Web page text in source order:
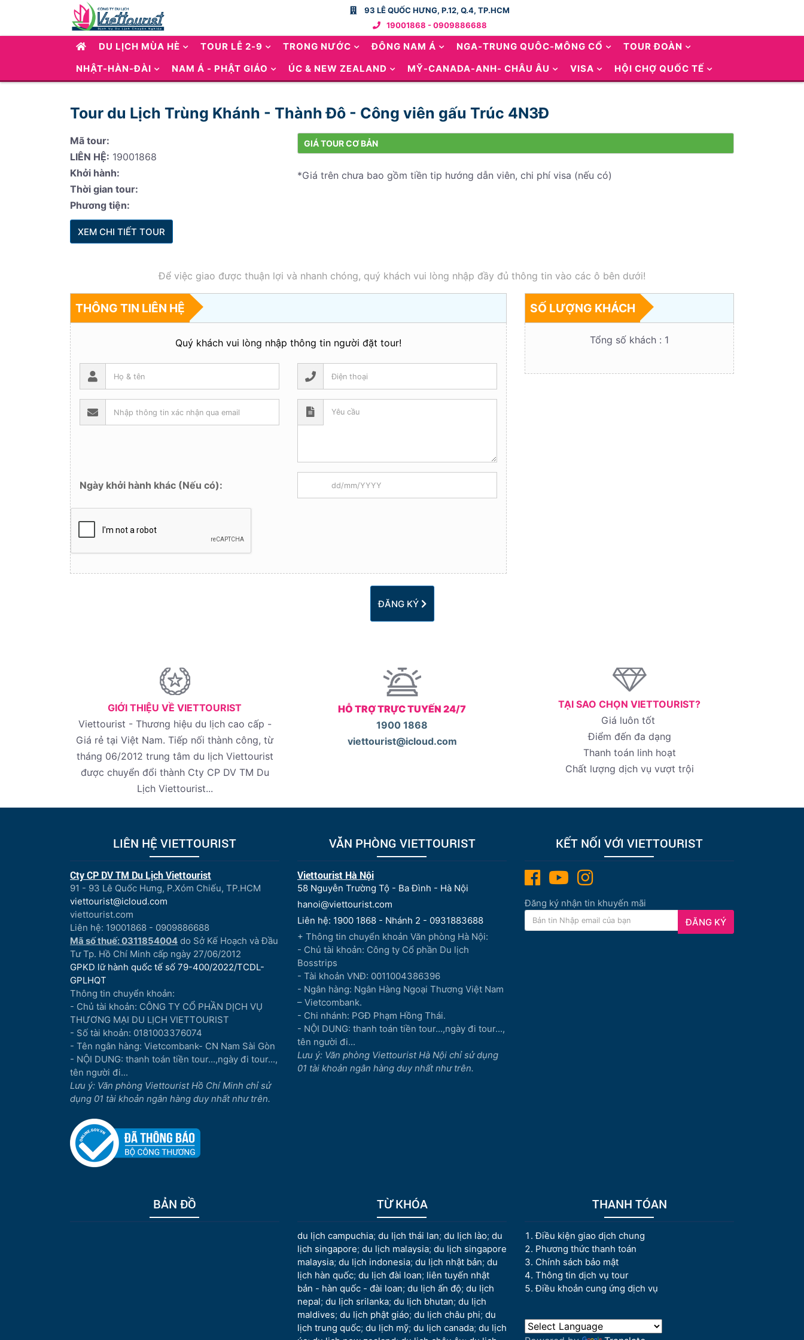
93 LÊ QUỐC HƯNG, P.12, Q.4, TP.HCM
19001868 - 0909886688
DU LỊCH MÙA HÈ TOUR LỄ 2-9 TRONG NƯỚC ĐÔNG NAM Á NGA-TRUNG QUÔC-MÔNG CỔ
TOUR ĐOÀN
NHẬT-HÀN-ĐÀI
NAM Á - PHẬT GIÁO ÚC & NEW ZEALAND MỸ-CANADA-ANH- CHÂU ÂU VISA HỘI CHỢ QUỐC TẾ
Tour du Lịch Trùng Khánh - Thành Đô - Công viên gấu Trúc 4N3Đ
Mã tour:
LIÊN HỆ: 19001868
Khởi hành:
Thời gian tour:
Phương tiện:
XEM CHI TIẾT TOUR
GIÁ TOUR CƠ BẢN
*Giá trên chưa bao gồm tiền tip hướng dẫn viên, chi phí visa (nếu có)
Để việc giao được thuận lợi và nhanh chóng, quý khách vui lòng nhập đầy đủ thông tin vào các ô bên dưới!
THÔNG TIN LIÊN HỆ
Quý khách vui lòng nhập thông tin người đặt tour!
Ngày khởi hành khác (Nếu có):
SỐ LƯỢNG KHÁCH
Tổng số khách : 1
ĐĂNG KÝ
GIỚI THIỆU VỀ VIETTOURIST
Viettourist - Thương hiệu du lịch cao cấp -
Giá rẻ tại Việt Nam. Tiếp nối thành công, từ
tháng 06/2012 trung tâm du lịch Viettourist
được chuyển đổi thành Cty CP DV TM Du
Lịch Viettourist...
HỖ TRỢ TRỰC TUYẾN 24/7
1900 1868
viettourist@icloud.com
TẠI SAO CHỌN VIETTOURIST?
Giá luôn tốt
Điểm đến đa dạng
Thanh toán linh hoạt
Chất lượng dịch vụ vượt trội
LIÊN HỆ VIETTOURIST
Cty CP DV TM Du Lịch Viettourist
91 - 93 Lê Quốc Hưng, P.Xóm Chiếu, TP.HCM
viettourist@icloud.com
viettourist.com
Liên hệ: 19001868 - 0909886688
Mã số thuế: 0311854004 do Sở Kế Hoạch và Đầu
Tư Tp. Hồ Chí Minh cấp ngày 27/06/2012
GPKD lữ hành quốc tế số 79-400/2022/TCDL-
GPLHQT
Thông tin chuyển khoản:
- Chủ tài khoản: CÔNG TY CỔ PHẦN DỊCH VỤ
THƯƠNG MẠI DU LỊCH VIETTOURIST
- Số tài khoản: 0181003376074
- Tên ngân hàng: Vietcombank- CN Nam Sài Gòn
- NỘI DUNG: thanh toán tiền tour...,ngày đi tour...,
tên người đi...
Lưu ý: Văn phòng Viettourist Hồ Chí Minh chỉ sử
dụng 01 tài khoản ngân hàng duy nhất như trên.
VĂN PHÒNG VIETTOURIST
Viettourist Hà Nội
58 Nguyễn Trường Tộ - Ba Đình - Hà Nội
hanoi@viettourist.com
Liên hệ: 1900 1868 - Nhánh 2 - 0931883688
+ Thông tin chuyển khoản Văn phòng Hà Nội:
- Chủ tài khoản: Công ty Cổ phần Du lịch
Bosstrips
- Tài khoản VNĐ: 0011004386396
- Ngân hàng: Ngân Hàng Ngoại Thương Việt Nam
– Vietcombank.
- Chi nhánh: PGĐ Phạm Hồng Thái.
- NỘI DUNG: thanh toán tiền tour...,ngày đi tour...,
tên người đi...
Lưu ý: Văn phòng Viettourist Hà Nội chỉ sử dụng
01 tài khoản ngân hàng duy nhất như trên.
KẾT NỐI VỚI VIETTOURIST
Đăng ký nhận tin khuyến mãi
ĐĂNG KÝ
BẢN ĐỒ TỪ KHÓA
du lịch campuchia; du lịch thái lan; du lịch lào; du
lịch singapore; du lịch malaysia; du lịch singapore
malaysia; du lịch indonesia; du lịch nhật bản; du
lịch hàn quốc; du lịch đài loan; liên tuyến nhật
bản - hàn quốc - đài loan; du lịch ấn độ; du lịch
nepal; du lịch srilanka; du lịch bhutan; du lịch
maldives; du lịch phật giáo; du lịch châu phi; du
lịch trung quốc; du lịch mỹ; du lịch canada; du lịch
THANH TÓAN
Điều kiện giao dịch chung
Phương thức thanh toán
Chính sách bảo mật
Thông tin dịch vụ tour
Điều khoản cung ứng dịch vụ